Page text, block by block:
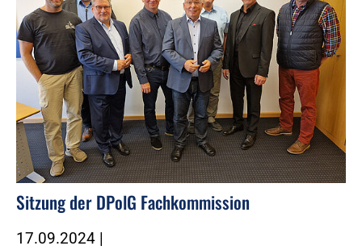
Sitzung der DPolG Fachkommission
17.09.2024 |